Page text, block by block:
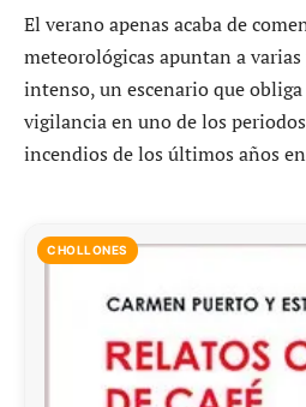
El verano apenas acaba de
meteorológicas apuntan a
intenso, un escenario que
vigilancia en uno de los
incendios de los últimos años
CHOLLONES